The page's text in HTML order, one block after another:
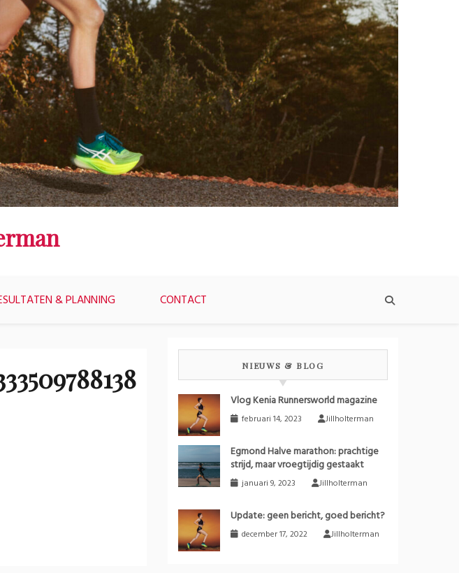
& PLANNING CONTACT
NIEUWS & BLOG
Vlog Kenia Runnersworld magazine
februari 14, 2023 Jillholterman
Egmond Halve marathon: prachtige
strijd, maar vroegtijdig gestaakt
januari 9, 2023 Jillholterman
Update: geen bericht, goed bericht?
december 17, 2022 Jillholterman